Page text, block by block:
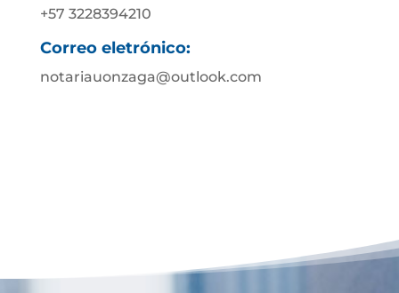
+57 3228394210
Correo eletrónico:
notariauonzaga@outlook.com